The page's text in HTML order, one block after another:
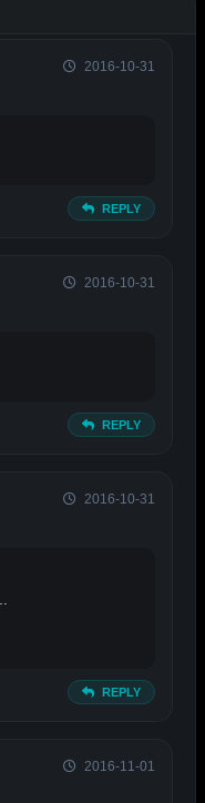
2016-10-31
REPLY
2016-10-31
REPLY
2016-10-31
REPLY
2016-11-01